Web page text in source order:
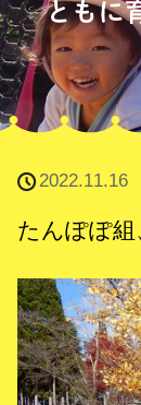
2022.11.16
たんぽぽ